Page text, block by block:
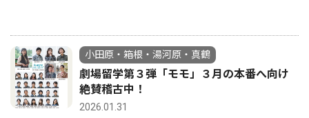
小田原・箱根・湯河原・真鶴
劇場留学第３弾「モモ」３月の本番へ向け
絶賛稽古中！
2026.01.31